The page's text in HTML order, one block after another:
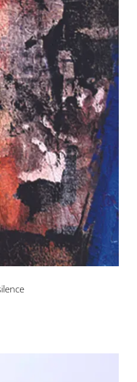
de silence